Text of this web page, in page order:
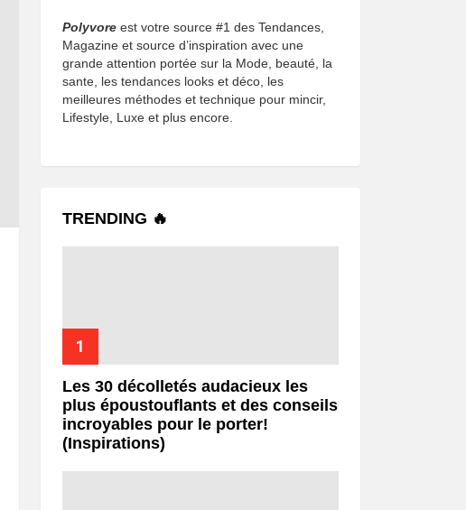
Polyvore est votre source #1 des Tendances,
Magazine et source d’inspiration avec une
grande attention portée sur la Mode, beauté, la
sante, les tendances looks et déco, les
meilleures méthodes et technique pour mincir,
Lifestyle, Luxe et plus encore.
TRENDING 🔥
Les 30 décolletés audacieux les
plus époustouflants et des conseils
incroyables pour le porter!
(Inspirations)